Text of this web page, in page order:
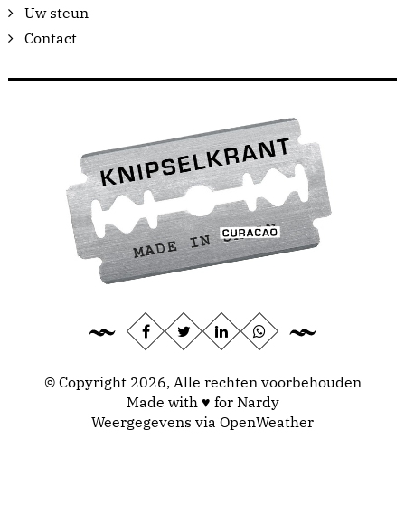
Uw steun
Contact
© Copyright 2026, Alle rechten voorbehouden
Made with ♥ for Nardy
Weergegevens via OpenWeather